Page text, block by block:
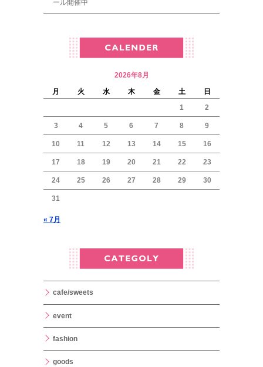
ール開催中
2026年8月
月
火 水 木 金 土
日
1
2
3 4 5 6 7 8 9
10 11 12 13 14 15 16
17 18 19 20 21 22 23
24 25 26 27 28 29 30
31
« 7月
cafe/sweets
event
fashion
goods